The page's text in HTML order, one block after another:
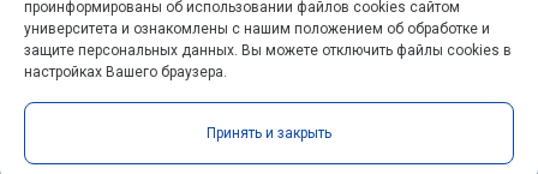
Самарский университет © 2026 |ssau.ru
RSS
проинформированы об использовании файлов cookies сайтом
университета и ознакомлены с нашим положением об обработке и
защите персональных данных. Вы можете отключить файлы cookies в
настройках Вашего браузера.
Принять и закрыть